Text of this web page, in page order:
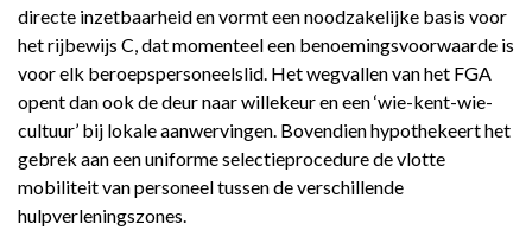
directe inzetbaarheid en vormt een noodzakelijke basis voor
het rijbewijs C, dat momenteel een benoemingsvoorwaarde is
voor elk beroepspersoneelslid. Het wegvallen van het FGA
opent dan ook de deur naar willekeur en een ‘wie-kent-wie-
cultuur’ bij lokale aanwervingen. Bovendien hypothekeert het
gebrek aan een uniforme selectieprocedure de vlotte
mobiliteit van personeel tussen de verschillende
hulpverleningszones.